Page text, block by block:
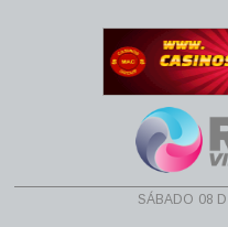
sábado 08